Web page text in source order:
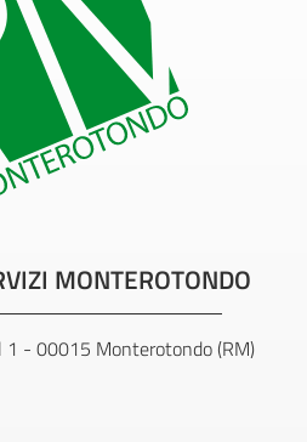
MONTEROTONDO
1 - 00015 Monterotondo (RM)